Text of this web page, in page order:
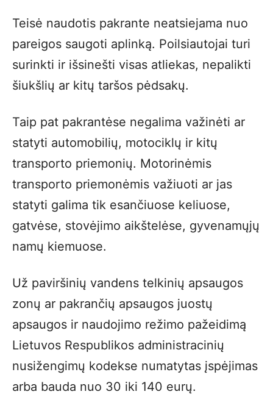
Teisė naudotis pakrante neatsiejama nuo
pareigos saugoti aplinką. Poilsiautojai turi
surinkti ir išsinešti visas atliekas, nepalikti
šiukšlių ar kitų taršos pėdsakų.
Taip pat pakrantėse negalima važinėti ar
statyti automobilių, motociklų ir kitų
transporto priemonių. Motorinėmis
transporto priemonėmis važiuoti ar jas
statyti galima tik esančiuose keliuose,
gatvėse, stovėjimo aikštelėse, gyvenamųjų
namų kiemuose.
Už paviršinių vandens telkinių apsaugos
zonų ar pakrančių apsaugos juostų
apsaugos ir naudojimo režimo pažeidimą
Lietuvos Respublikos administracinių
nusižengimų kodekse numatytas įspėjimas
arba bauda nuo 30 iki 140 eurų.